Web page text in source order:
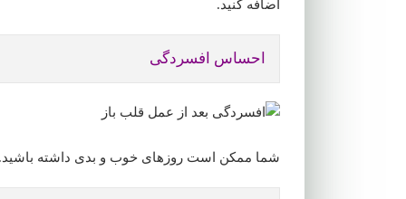
اضافه کنید.
احساس افسردگی
شما ممکن است روزهای خوب و بدی داشته باشید.